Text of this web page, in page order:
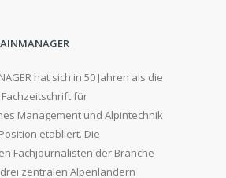
hat sich in 50 Jahren als die
für
Management und Alpintechnik
etabliert. Die
Fachjournalisten der Branche
zentralen Alpenländern